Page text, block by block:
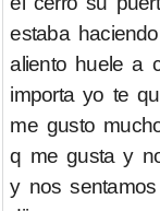
estaba
aliento huele a
importa yo te
me gusto
q me gusta y
y nos